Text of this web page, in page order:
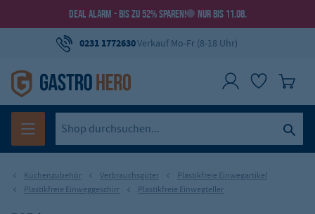
DEAL ALARM - BIS ZU 52% SPAREN! NUR BIS 11.08.
0231 1772630Verkauf Mo-Fr (8-18 Uhr)
Küchenzubehör Verbrauchsgüter
Plastikfreie Einwegartikel
Plastikfreie Einweggeschirr
Plastikfreie Einwegteller